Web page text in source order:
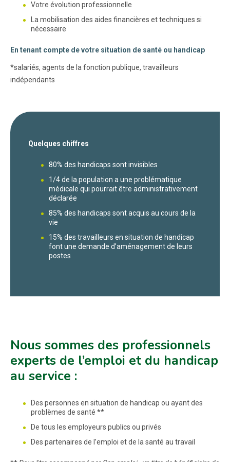
Votre évolution professionnelle
La mobilisation des aides financières et techniques si
nécessaire
En tenant compte de votre situation de santé ou handicap
*salariés, agents de la fonction publique, travailleurs
indépendants
Quelques chiffres
80% des handicaps sont invisibles
1/4 de la population a une problématique
médicale qui pourrait être administrativement
déclarée
85% des handicaps sont acquis au cours de la
vie
15% des travailleurs en situation de handicap
font une demande d’aménagement de leurs
postes
Nous sommes des professionnels
experts de l’emploi et du handicap
au service :
Des personnes en situation de handicap ou ayant des
problèmes de santé **
De tous les employeurs publics ou privés
Des partenaires de l’emploi et de la santé au travail